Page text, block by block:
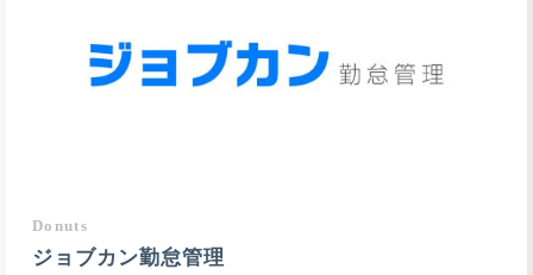
Donuts
ジョブカン勤怠管理